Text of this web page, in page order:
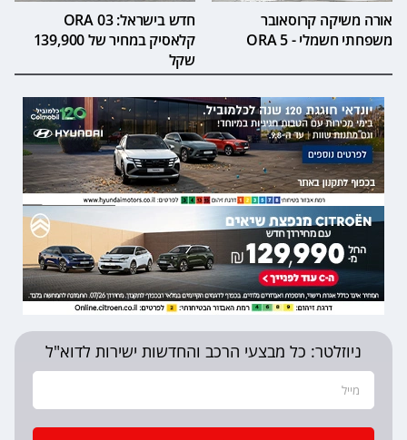
אורה משיקה קרוסאובר
משפחתי חשמלי - ORA 5
חדש בישראל: ORA 03
קלאסיק במחיר של 139,900
שקל
ניוזלטר: כל מבצעי הרכב והחדשות ישירות לדוא"ל